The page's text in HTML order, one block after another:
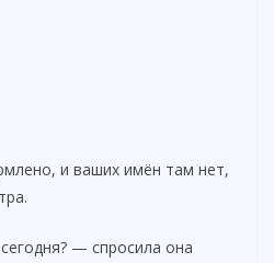
и ваших имён там нет,
— спросила она